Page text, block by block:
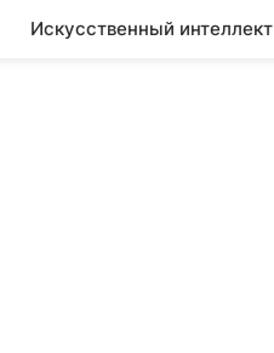
Искусственный интеллект